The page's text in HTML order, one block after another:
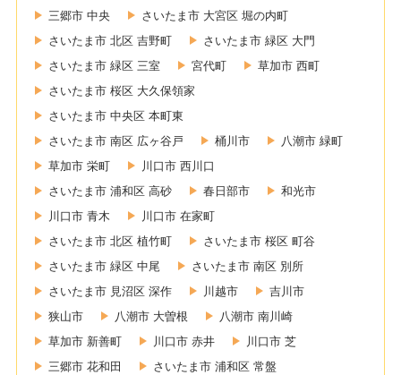
三郷市 中央
さいたま市 大宮区 堀の内町
さいたま市 北区 吉野町
さいたま市 緑区 大門
さいたま市 緑区 三室
宮代町
草加市 西町
さいたま市 桜区 大久保領家
さいたま市 中央区 本町東
さいたま市 南区 広ヶ谷戸
桶川市
八潮市 緑町
草加市 栄町
川口市 西川口
さいたま市 浦和区 高砂
春日部市
和光市
川口市 青木
川口市 在家町
さいたま市 北区 植竹町
さいたま市 桜区 町谷
さいたま市 緑区 中尾
さいたま市 南区 別所
さいたま市 見沼区 深作
川越市
吉川市
狭山市
八潮市 大曽根
八潮市 南川崎
草加市 新善町
川口市 赤井
川口市 芝
三郷市 花和田
さいたま市 浦和区 常盤